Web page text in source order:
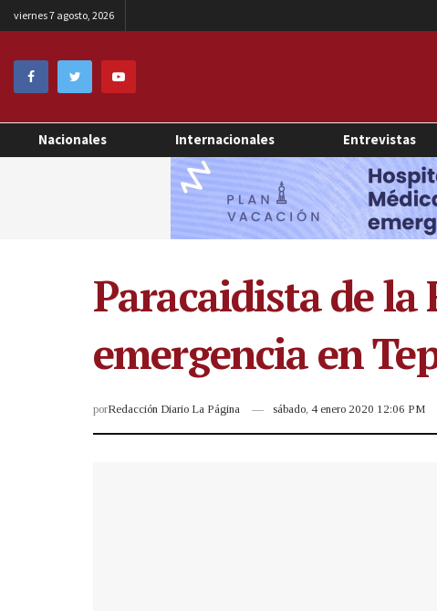
viernes 7 agosto, 2026
Nacionales Internacionales Entrevistas
Paracaidista de la
emergencia en
porRedacción Diario La Página sábado, 4 enero 2020 12:06 PM